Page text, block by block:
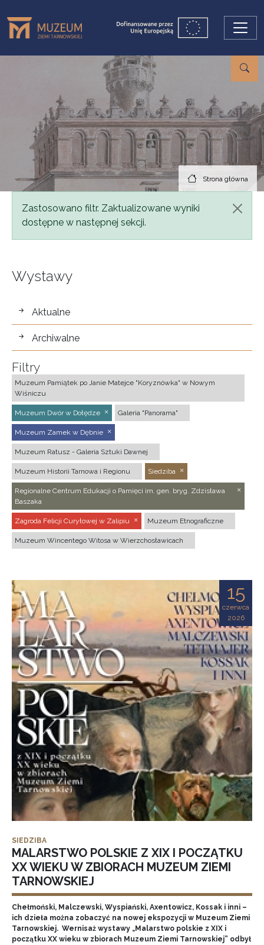
Strona główna
Komunikat
Zastosowano filtr. Zaktualizowane wyniki
dostępne w następnej sekcji.
Wystawy
wystawy
Aktualne
Archiwalne
Filtry
Muzeum Pamiątek po Janie Matejce "Koryznówka" w Nowym
Wiśniczu
Muzeum Dwór w Dołędze Galeria "Panorama"
Muzeum Zamek w Dębnie
Muzeum Ratusz - Galeria Sztuki Dawnej
Muzeum Historii Tarnowa i Regionu Siedziba
Regionalne Centrum Edukacji o Pamięci im. gen. bryg. Zdzisława
Baszaka
Zagroda Felicji Curyłowej w Zalipiu Muzeum Etnograficzne
Muzeum Wincentego Witosa w Wierzchosławicach
15
czerwca
2026
SIEDZIBA
MALARSTWO POLSKIE Z XIX I POCZĄTKU
XX WIEKU W ZBIORACH MUZEUM ZIEMI
TARNOWSKIEJ
Chełmoński, Malczewski, Wyspiański, Axentowicz, Kossak i inni –
ich dzieła można zobaczyć na nowej ekspozycji w Muzeum Ziemi
Tarnowskiej. Wernisaż wystawy „Malarstwo polskie z XIX i
początku XX wieku w zbiorach Muzeum Ziemi Tarnowskiej” odbył